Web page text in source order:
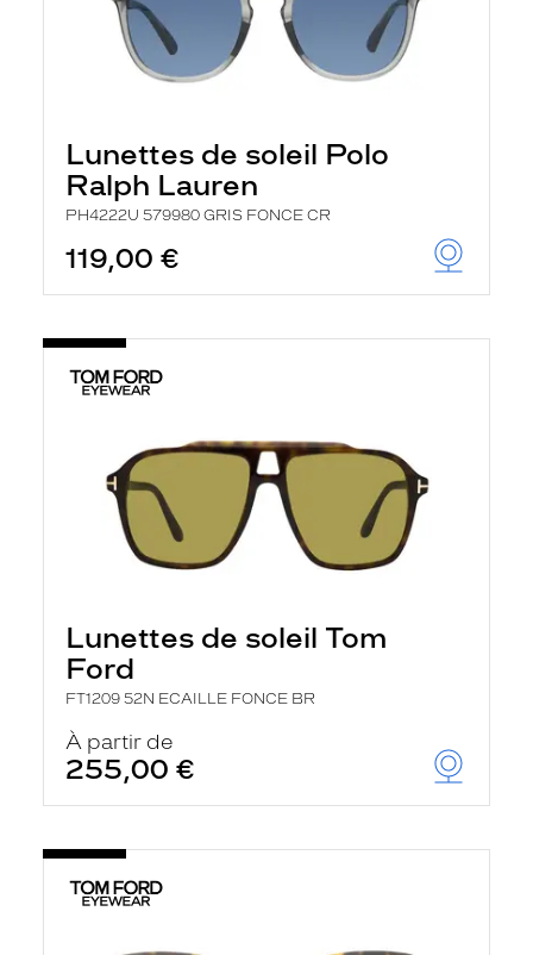
Lunettes de soleil Polo
Ralph Lauren
PH4222U 579980 GRIS FONCE CR
119,00 €
Lunettes de soleil Tom
Ford
FT1209 52N ECAILLE FONCE BR
À partir de
255,00 €